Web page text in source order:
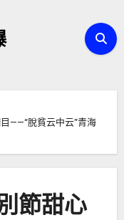
——“脫貧云中云”青海
節甜心